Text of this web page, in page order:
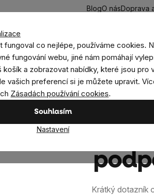
fungoval co nejlépe, používáme cookies.
fungování webu, jiné nám pomáhají
košík a zobrazovat nabídky, které jsou pro
vašich preferencí si je můžete upravit.
Zásadách používání cookies.
Souhlasím
Nastavení
BlogO násDoprava
Hledat
Doplňky stravy a výživaNovinkyMuži
Zjistěte,
Krátký dotazník